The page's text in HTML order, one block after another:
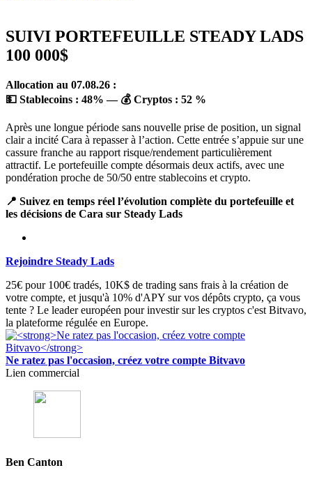
SUIVI PORTEFEUILLE STEADY LADS
100 000$
Allocation au 07.08.26 :
💵 Stablecoins : 48% — 💰 Cryptos : 52 %
Après une longue période sans nouvelle prise de position, un signal
clair a incité Cara à repasser à l’action. Cette entrée s’appuie sur une
cassure franche au rapport risque/rendement particulièrement
attractif. Le portefeuille compte désormais deux actifs, avec une
pondération proche de 50/50 entre stablecoins et crypto.
📍 Suivez en temps réel l’évolution complète du portefeuille et
les décisions de Cara sur Steady Lads
Rejoindre Steady Lads
25€ pour 100€ tradés, 10K$ de trading sans frais à la création de
votre compte, et jusqu'à 10% d'APY sur vos dépôts crypto, ça vous
tente ? Le leader européen pour investir sur les cryptos c'est Bitvavo,
la plateforme régulée en Europe.
Ne ratez pas l'occasion, créez votre compte Bitvavo
Lien commercial
Ben Canton